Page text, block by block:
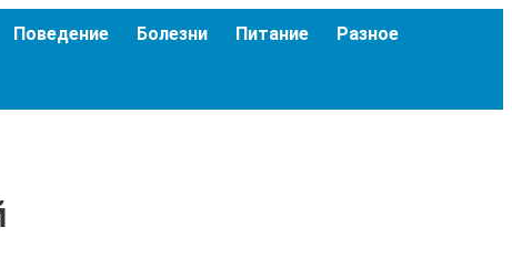
Поведение Болезни Питание Разное